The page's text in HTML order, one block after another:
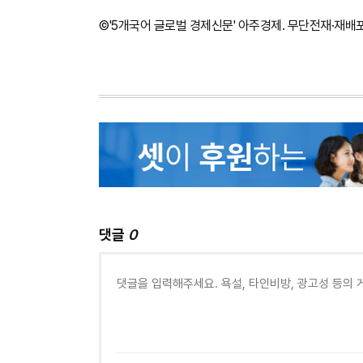
©'5개국어 글로벌 경제신문' 아주경제. 무단전재·재배
댓글 0